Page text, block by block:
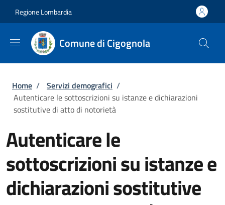
Regione Lombardia
Comune di Cigognola
Briciole di pane
Home / Servizi demografici /
Autenticare le sottoscrizioni su istanze e dichiarazioni
sostitutive di atto di notorietà
Autenticare le
sottoscrizioni su istanze e
dichiarazioni sostitutive